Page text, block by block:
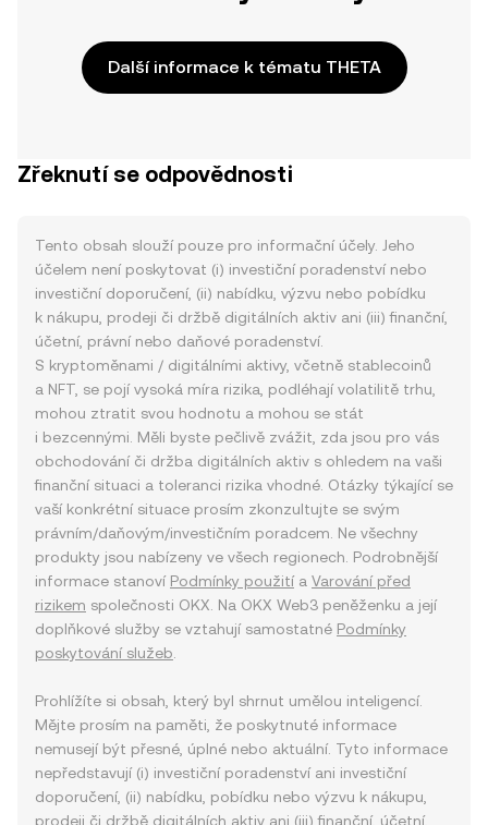
Další informace k tématu THETA
Zřeknutí se odpovědnosti
Tento obsah slouží pouze pro informační účely. Jeho
účelem není poskytovat (i) investiční poradenství nebo
investiční doporučení, (ii) nabídku, výzvu nebo pobídku
k nákupu, prodeji či držbě digitálních aktiv ani (iii) finanční,
účetní, právní nebo daňové poradenství.
S kryptoměnami / digitálními aktivy, včetně stablecoinů
a NFT, se pojí vysoká míra rizika, podléhají volatilitě trhu,
mohou ztratit svou hodnotu a mohou se stát
i bezcennými. Měli byste pečlivě zvážit, zda jsou pro vás
obchodování či držba digitálních aktiv s ohledem na vaši
finanční situaci a toleranci rizika vhodné. Otázky týkající se
vaší konkrétní situace prosím zkonzultujte se svým
právním/daňovým/investičním poradcem. Ne všechny
produkty jsou nabízeny ve všech regionech. Podrobnější
informace stanoví Podmínky použitía Varování před
rizikem společnosti OKX. Na OKX Web3 peněženku a její
doplňkové služby se vztahují samostatné Podmínky
poskytování služeb
Prohlížíte si obsah, který byl shrnut umělou inteligencí.
Mějte prosím na paměti, že poskytnuté informace
nemusejí být přesné, úplné nebo aktuální. Tyto informace
nepředstavují (i) investiční poradenství ani investiční
doporučení, (ii) nabídku, pobídku nebo výzvu k nákupu,
prodeji či držbě digitálních aktiv ani (iii) finanční, účetní,